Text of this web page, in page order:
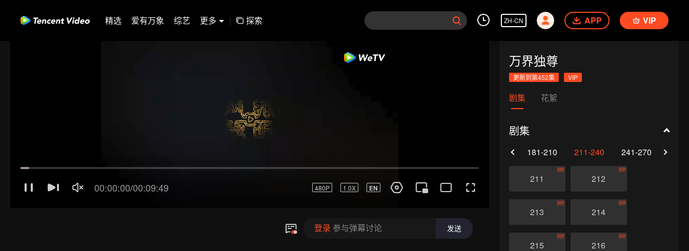
精选 爱有万象 综艺 更多 | 探索 ZH-CN APP VIP
万界独尊
更新到第452集 VIP
剧集 花絮
剧集
181-210 211-240 241-270
211
VIP
212
VIP
213
VIP
214
VIP
215
VIP
216
VIP